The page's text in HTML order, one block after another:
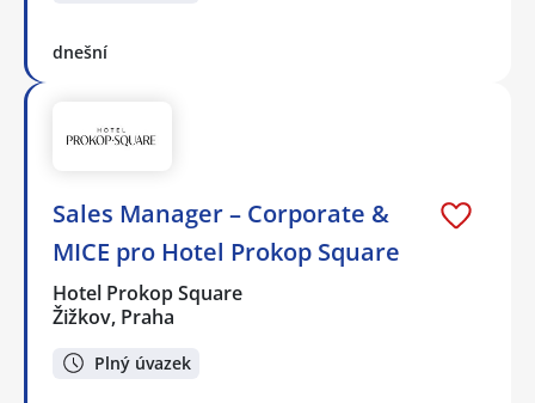
dnešní
Sales Manager – Corporate &
MICE pro Hotel Prokop Square
Hotel Prokop Square
Žižkov, Praha
Plný úvazek